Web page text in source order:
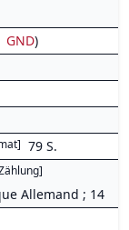
GND)
] 79 S.
]
Allemand ; 14